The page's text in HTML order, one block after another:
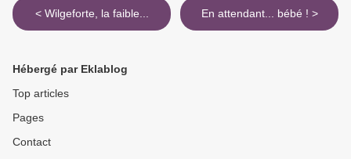
< Wilgeforte, la faible... En attendant... bébé ! >
Hébergé par Eklablog
Top articles
Pages
Contact